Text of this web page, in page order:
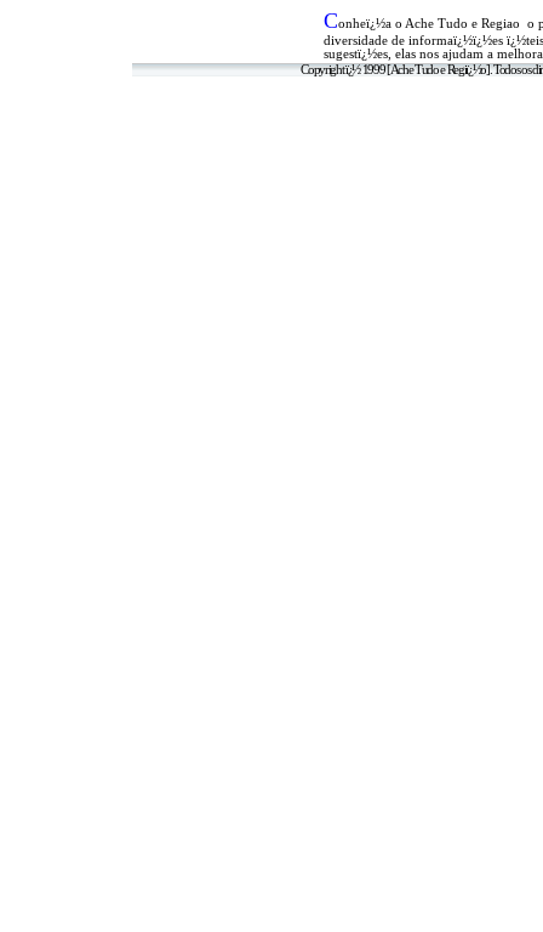
Conheï¿½a o Ache Tudo e Regiao o
diversidade de informaï¿½ï¿½es ï¿½teis
sugestï¿½es, elas nos ajudam a
Copyright ï¿½ 1999 [Ache Tudo e Regiï¿½o]. Todos os